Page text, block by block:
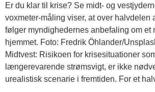
Er du klar til krise? Se midt- og
voxmeter-måling viser, at over halvdelen
følger myndighedernes anbefaling om et
hjemmet. Foto: Fredrik Öhlander/
Midtvest: Risikoen for krisesituationer
længerevarende strømsvigt, er ikke
urealistisk scenarie i fremtiden. For et